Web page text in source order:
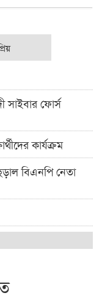
সাইবার ফোর্স
কার্যক্রম
বিএনপি নেতা
বিতরণ